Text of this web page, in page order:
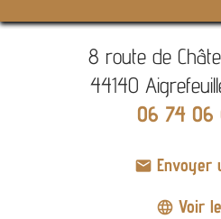
8 route de
44140
06 74 06
mail Envoyer
language Voir